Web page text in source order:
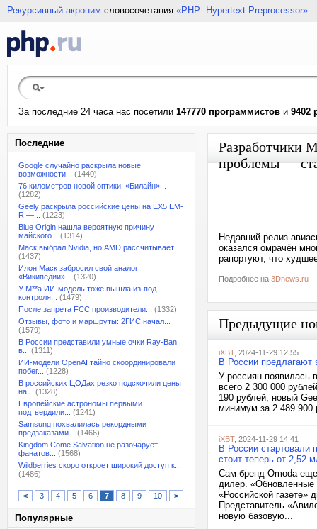
Рекурсивный акроним словосочетания «PHP: Hypertext Preprocessor»
За последние 24 часа нас посетили 147770 программистов и 9402
Последние
Google случайно раскрыла новые
возможности...
(1440)
76 километров новой оптики: «Билайн»...
(1282)
Geely раскрыла российские цены на EX5 EM-
R —...
(1223)
Blue Origin нашла вероятную причину
майского...
(1314)
Маск выбрал Nvidia, но AMD рассчитывает...
(1437)
Илон Маск забросил свой аналог
«Википедии»...
(1320)
У M**a ИИ-модель тоже вышла из-под
контроля...
(1479)
После запрета FCC производители...
(1332)
Отзывы, фото и маршруты: 2ГИС начал...
(1579)
В России представили умные очки Ray-Ban
в...
(1311)
ИИ-модели OpenAI тайно скоординировали
побег...
(1228)
В российских ЦОДах резко подскочили цены
на...
(1328)
Европейские астрономы первыми
подтвердили...
(1241)
Samsung похвалилась рекордными
предзаказами...
(1466)
Kingdom Come Salvation не разочарует
фанатов...
(1568)
Wildberries скоро откроет широкий доступ к...
(1486)
< 3 4 5 6 7 8 9 10 >
Популярные
Разработчики
проблемы —
Недавний релиз
оказался омрачён
рапортуют, что
Подробнее на 3Dnews.ru
Предыдущие
iXBT, 2024-11-29 12:55
В России предлагают
У россиян появилась
всего 2 300 000
190 рублей, новый
минимум за 2 489 900
iXBT, 2024-11-29 14:41
В России стартовали
стоит теперь от 2,52
Сам бренд Omoda
дилер. «Обновленные
«Российской газете»
Представитель
новую базовую...